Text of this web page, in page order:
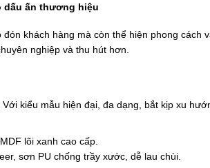
dấu ấn thương hiệu
khách hàng mà còn thể hiện phong cách
nghiệp và thu hút hơn.
Với kiểu mẫu hiện đại, đa dạng, bắt kịp xu
lõi xanh cao cấp.
sơn PU chống trầy xước, dễ lau chùi.